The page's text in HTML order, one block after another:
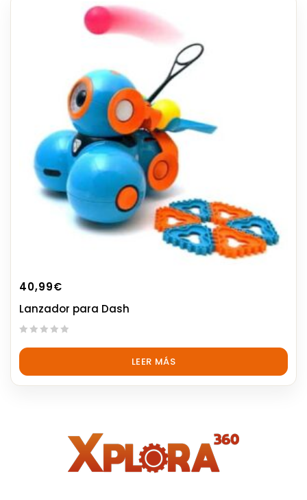
40,99€
Lanzador para Dash
out
5
LEER MÁS